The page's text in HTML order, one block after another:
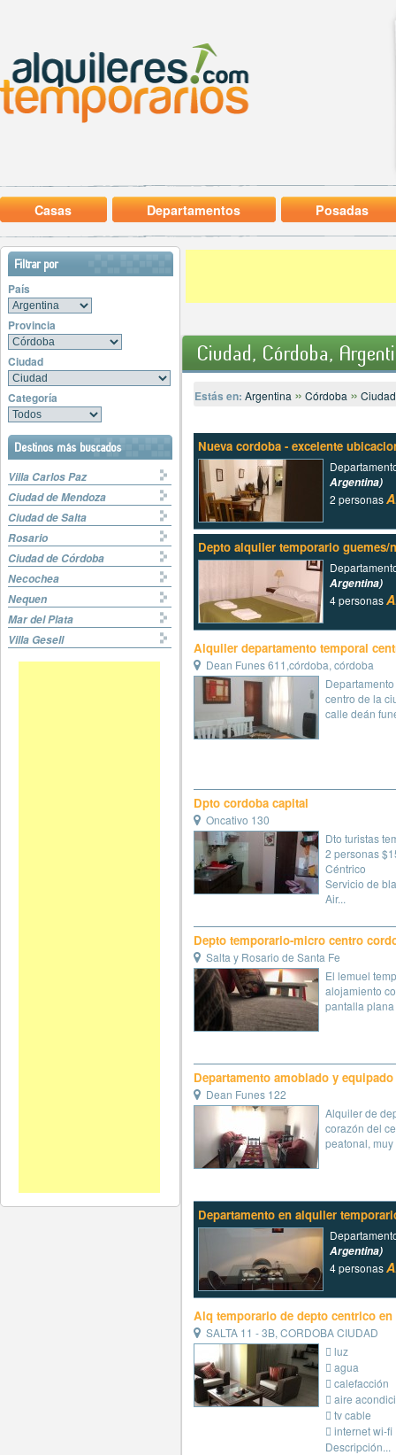
Casas Departamentos Posadas
Filtrar por
País
Provincia
Ciudad
Categoría
Destinos más buscados
Villa Carlos Paz
Ciudad de Mendoza
Ciudad de Salta
Rosario
Ciudad de Córdoba
Necochea
Nequen
Mar del Plata
Villa Gesell
Ciudad, Córdoba,
Estás en: Argentina » Córdoba » Ciudad
Nueva cordoba - excelente
Argentina)
2 personas
Depto alquiler temporario guemes/
Argentina)
4 personas
Alquiler departamento temporal
Dean Funes 611,córdoba, córdoba
centro de la
calle deán
Dpto cordoba capital
Oncativo 130
Dto turistas
2 personas
Céntrico
Servicio de
Air...
Depto temporario-micro centro
Salta y Rosario de Santa Fe
El lemuel
alojamiento
pantalla plana
Departamento amoblado y
Dean Funes 122
Alquiler de
corazón del
peatonal, muy
Departamento en alquiler
Argentina)
4 personas
Alq temporario de depto centrico
SALTA 11 - 3B, CORDOBA CIUDAD
 luz
 agua
 calefacción
 aire
 tv cable
 internet wi-fi
Descripción...